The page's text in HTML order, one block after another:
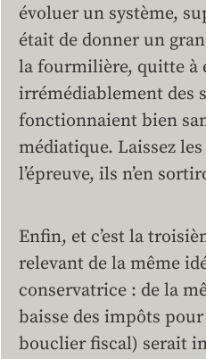
évoluer un système,
était de donner un
la fourmilière, quitte à
irrémédiablement des
fonctionnaient bien
médiatique. Laissez
l’épreuve, ils n’en
Enfin, et c’est la
relevant de la même
conservatrice : de la
baisse des impôts
bouclier fiscal) serait